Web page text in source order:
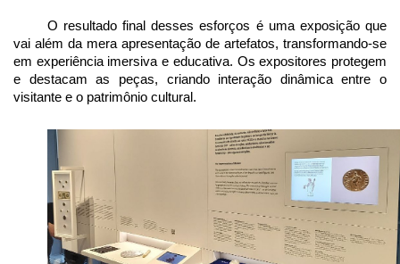
O resultado final desses esforços é uma exposição que
vai além da mera apresentação de artefatos, transformando-se
em experiência imersiva e educativa. Os expositores protegem
e destacam as peças, criando interação dinâmica entre o
visitante e o patrimônio cultural.